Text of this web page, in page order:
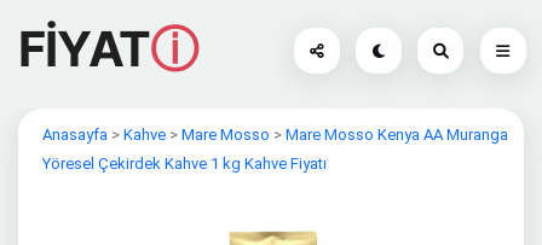
FİYATⓘ
Anasayfa > Kahve > Mare Mosso > Mare Mosso Kenya AA Muranga
Yöresel Çekirdek Kahve 1 kg Kahve Fiyatı